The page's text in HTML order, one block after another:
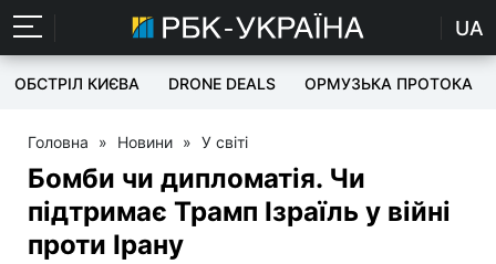
UA
ОБСТРІЛ КИЄВА DRONE DEALS ОРМУЗЬКА ПРОТОКА
Головна » Новини » У світі
Бомби чи дипломатія. Чи
підтримає Трамп Ізраїль у війні
проти Ірану